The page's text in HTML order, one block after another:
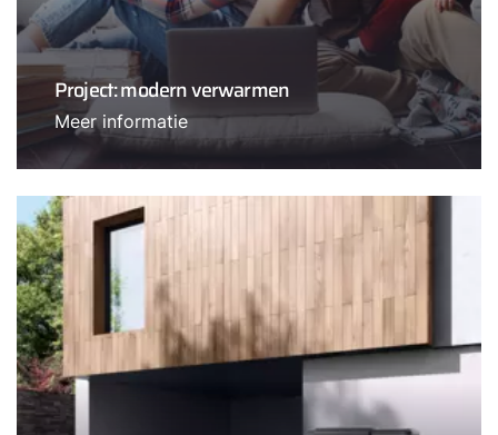
Project: modern verwarmen
Meer informatie